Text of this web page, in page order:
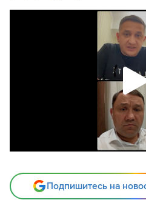
Подпишитесь на